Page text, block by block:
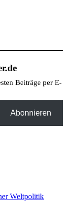
Beiträge per E-
Abonnieren
Weltpolitik